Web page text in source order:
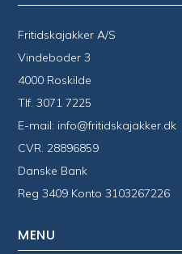
Fritidskajakker A/S
Vindeboder 3
4000 Roskilde
Tlf.3071 7225
E-mail: info@fritidskajakker.dk
CVR. 28896859
Danske Bank
Reg 3409 Konto 3103267226
MENU